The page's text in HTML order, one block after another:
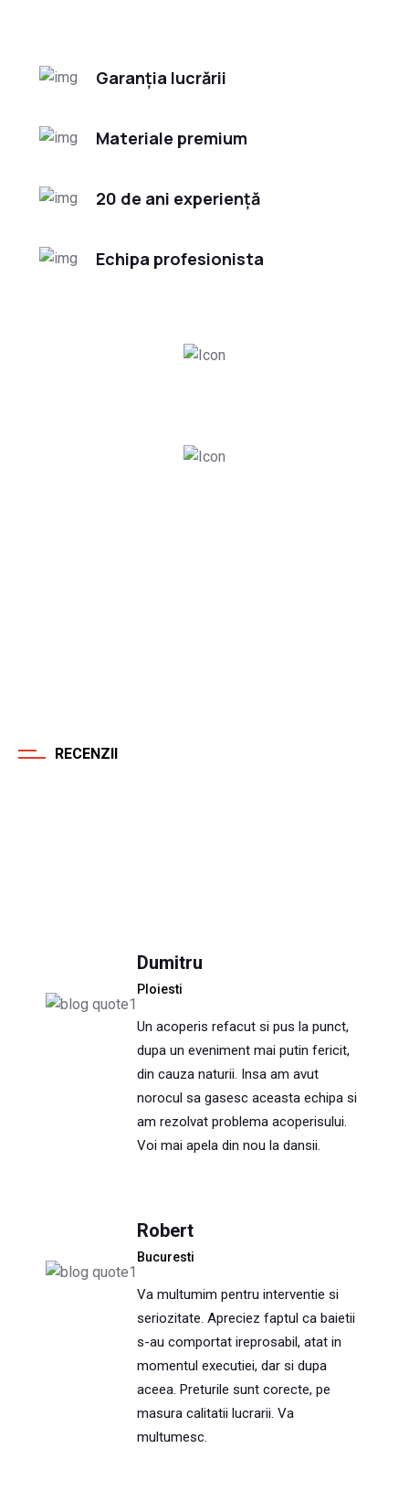
Garanția lucrării
Materiale premium
20 de ani experiență
Echipa profesionista
RECENZII
Dumitru
Ploiesti
Un acoperis refacut si pus la punct,
dupa un eveniment mai putin fericit,
din cauza naturii. Insa am avut
norocul sa gasesc aceasta echipa si
am rezolvat problema acoperisului.
Voi mai apela din nou la dansii.
Robert
Bucuresti
Va multumim pentru interventie si
seriozitate. Apreciez faptul ca baietii
s-au comportat ireprosabil, atat in
momentul executiei, dar si dupa
aceea. Preturile sunt corecte, pe
masura calitatii lucrarii. Va
multumesc.